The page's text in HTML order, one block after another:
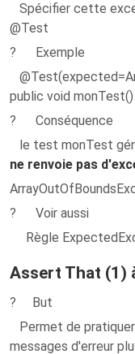
Spécifier cette
@Test
? Exemple
public void monTest()
? Conséquence
le test monTest
ne renvoie pas
? Voir aussi
Règle
Assert That (1)
? But
Permet de
messages d'erreur